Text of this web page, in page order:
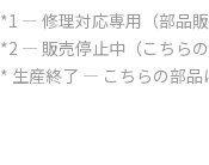
*1 ― 修理対応専用（部品
*2 ― 販売停止中（こちら
* 生産終了 ― こちらの部品